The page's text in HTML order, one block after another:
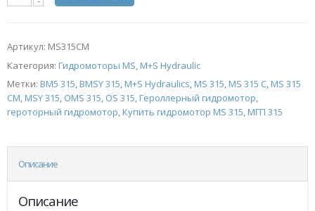
Артикул: MS315CM
Категория: Гидромоторы MS, M+S Hydraulic
Метки: BM5 315,BMSY 315,M+S Hydraulics,MS 315,MS 315 C,MS 315
CM,MSY 315, OMS 315, OS 315,Героллерный гидромотор,
героторный гидромотор,Купить гидромотор MS 315,МГП 315
Описание
Описание